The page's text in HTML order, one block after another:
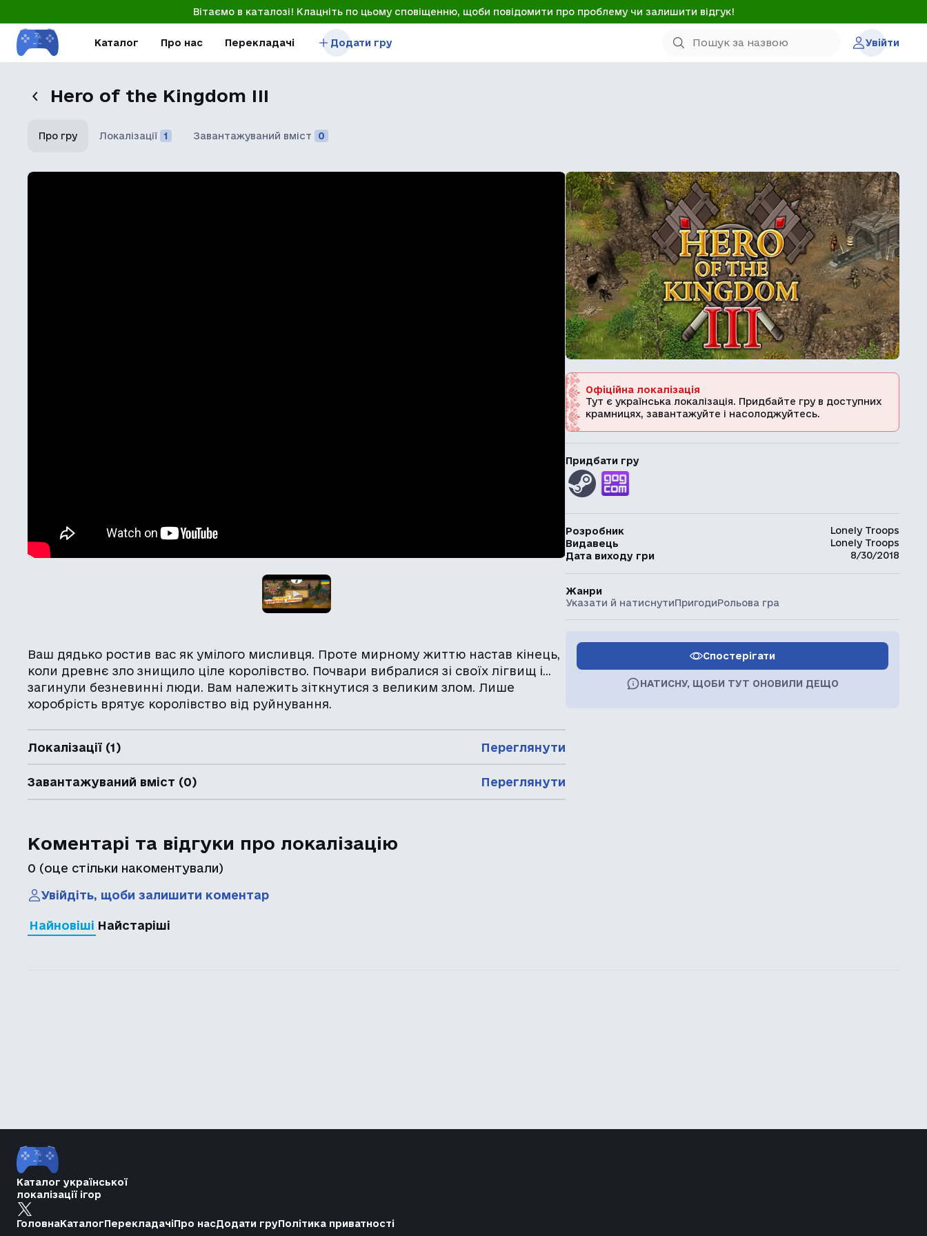
Вітаємо в каталозі! Клацніть по цьому сповіщенню, щоби повідомити про проблему чи залишити відгук!
Каталог Про нас Перекладачі Додати гру Увійти
Hero of the Kingdom III
Про гру Локалізації 1 Завантажуваний вміст 0
Ваш дядько ростив вас як умілого мисливця. Проте мирному життю настав кінець,
коли древнє зло знищило ціле королівство. Почвари вибралися зі своїх лігвищ і…
загинули безневинні люди. Вам належить зіткнутися з великим злом. Лише
хоробрість врятує королівство від руйнування.
Локалізації (1) Переглянути
Завантажуваний вміст (0) Переглянути
Коментарі та відгуки про локалізацію
0 (оце стільки накоментували)
Увійдіть, щоби залишити коментар
Найновіші Найстаріші
Офіційна локалізація
Тут є українська локалізація. Придбайте гру в доступних
крамницях, завантажуйте і насолоджуйтесь.
Придбати гру
Розробник
Lonely Troops
Видавець
Lonely Troops
Дата виходу гри
8/30/2018
Жанри
Указати й натиснутиПригодиРольова гра
Спостерігати
НАТИСНУ, ЩОБИ ТУТ ОНОВИЛИ ДЕЩО
Каталог української
локалізації ігор
ГоловнаКаталогПерекладачіПро насДодати груПолітика приватності